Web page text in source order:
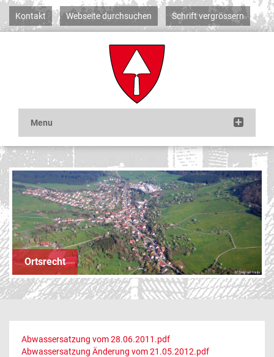
Kontakt Webseite durchsuchen Schrift vergrössern
Ortsrecht
Abwassersatzung vom 28.06.2011.pdf
Abwassersatzung Änderung vom 21.05.2012.pdf